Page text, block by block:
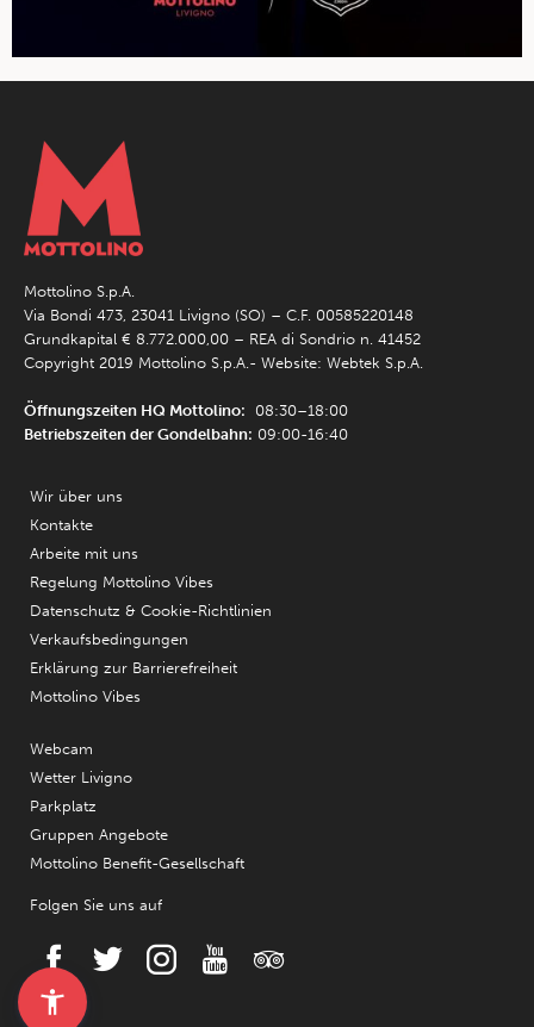
Mottolino S.p.A.
Via Bondi 473, 23041 Livigno (SO) – C.F. 00585220148
Grundkapital € 8.772.000,00 – REA di Sondrio n. 41452
Copyright 2019 Mottolino S.p.A.- Website: Webtek S.p.A.
Öffnungszeiten HQ Mottolino: 08:30–18:00
Betriebszeiten der Gondelbahn: 09:00-16:40
Wir über uns
Kontakte
Arbeite mit uns
Regelung Mottolino Vibes
Datenschutz & Cookie-Richtlinien
Verkaufsbedingungen
Erklärung zur Barrierefreiheit
Mottolino Vibes
Webcam
Wetter Livigno
Parkplatz
Gruppen Angebote
Mottolino Benefit-Gesellschaft
Folgen Sie uns auf